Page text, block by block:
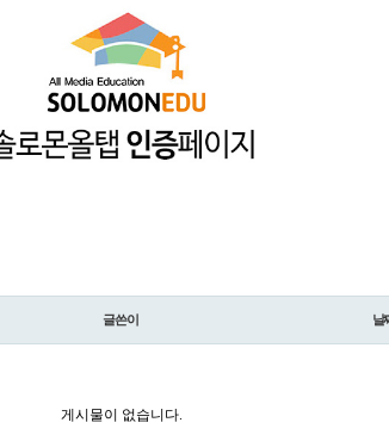
글쓴이 날
게시물이 없습니다.